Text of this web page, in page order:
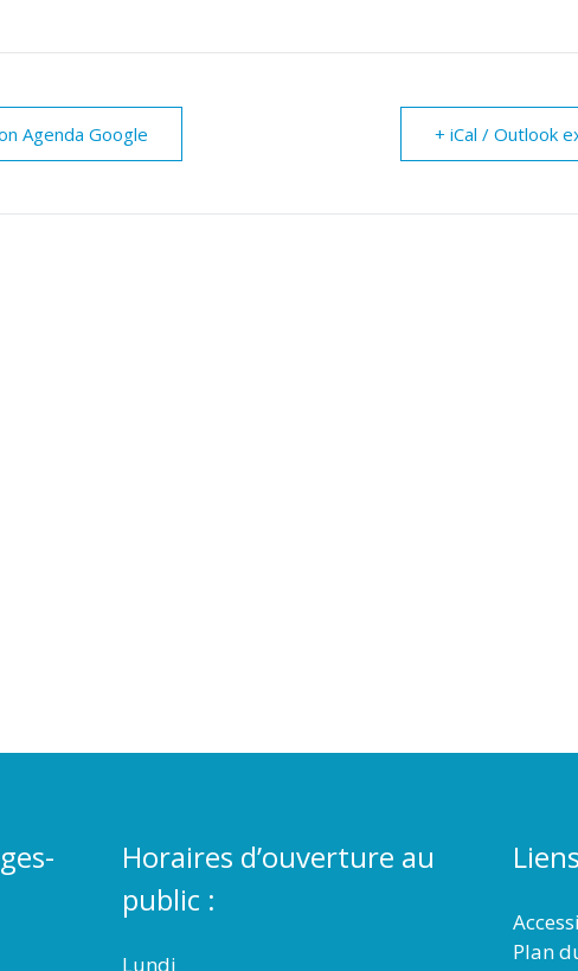
Agenda Google + iCal / Outlook
Horaires d’ouverture au
public :
Lundi
Liens
Plan